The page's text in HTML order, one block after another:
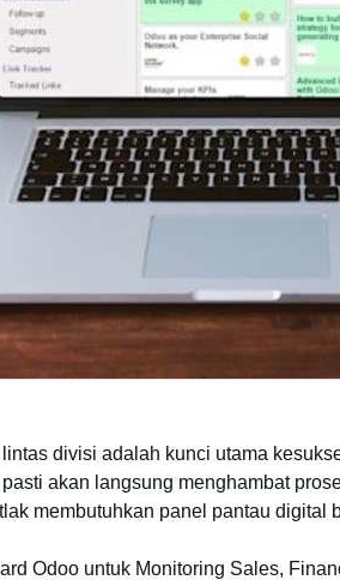
divisi adalah kunci utama
akan langsung menghambat
membutuhkan panel pantau digital
Odoo untuk Monitoring Sales,